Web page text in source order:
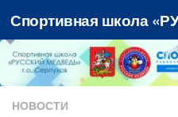
Перейти к содержимому
НОВОСТИ